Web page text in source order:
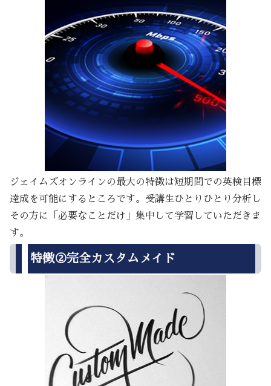
ジェイムズオンラインの最大の特徴は短期間での英検目標
達成を可能にするところです。受講生ひとりひとり分析し
その方に「必要なことだけ」集中して学習していただきま
す。
特徴②完全カスタムメイド